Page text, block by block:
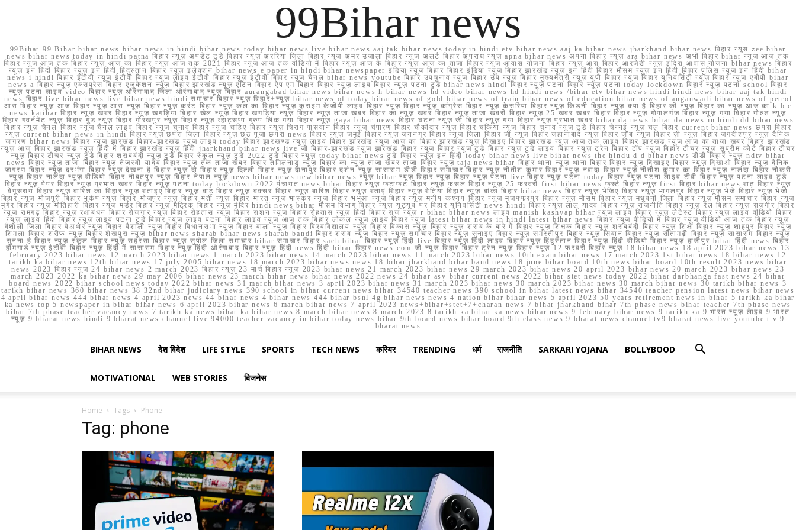
99Bihar news
99Bihar 99 Bihar bihar news bihar news in hindi bihar news today bihar news live bihar news aaj tak bihar news today in hindi etv bihar news aaj ka bihar news jharkhand bihar news बिहार न्यूस zee bihar
news bihar news today in hindi patna बिहार न्यूज़ अपडेट टुडे बिहार न्यूज़ अररिया जिला बिहार न्यूज़ अमर उजाला बिहार न्यूज़ अलर्ट बिहार अपराध न्यूज़ apna bihar news अपना बिहार न्यूज़ ara bihar news अभी बिहार bihar न्यूज़ आज तक
बिहार न्यूज़ आज तक बिहार न्यूज़ आज का बिहार न्यूज़ आज तक 2021 बिहार न्यूज़ आज तक वीडियो में बिहार न्यूज़ आज के बिहार न्यूज़ आज का ताजा बिहार न्यूज़ आवास योजना बिहार न्यूज़ आरा बिहार आरजेडी न्यूज़ इंदिरा आवास योजना bihar news बिहार
न्यूज़ इन हिंदी बिहार न्यूज़ इन हिंदी हिंदुस्तान बिहार न्यूज़ इलेक्शन bihar news e paper in hindi bihar newspaper इंडिया न्यूज़ बिहार बिहार इंडिया न्यूज़ बिहार झारखंड न्यूज़ इन हिंदी बिहार मौसम न्यूज़ इन हिंदी बिहार पुलिस न्यूज़ इन हिंदी bihar
news i hindi बिहार ईटीवी न्यूज़ ईटीवी बिहार न्यूज़ लाइव ईटीवी बिहार न्यूज़ ईटीवी बिहार न्यूज़ चैनल bihar news youtube बिहार उपचुनाव न्यूज़ बिहार उप न्यूज़ बिहार मुख्यमंत्री न्यूज़ यूपी बिहार न्यूज़ बिहार यूनिवर्सिटी न्यूज़ बिहार न्यूज़ एबीपी bihar
news a बिहार न्यूज़ एक्सप्रेस बिहार एजुकेशन न्यूज़ बिहार झारखंड न्यूज़ एटिन बिहार ऐप एम बिहार बिहार न्यूज़ लाइव बिहार न्यूज़ पटना टुडे bihar news hindi बिहार न्यूज़ पटना बिहार न्यूज़ पटना today lockdown बिहार न्यूज़ पटना school बिहार
न्यूज़ पटना लाइव video बिहार न्यूज़ औरंगाबाद जिला औरंगाबाद न्यूज़ बिहार aurangabad bihar news bihar news h bihar news hd video bihar news hd hindi news /bihar etv bihar news hindi hindi news bihar aaj tak hindi
news बिहार live bihar news live bihar news hindi समाचार बिहार न्यूज़ बिहार+न्यूज़ bihar news of today bihar news of gold bihar news of train bihar news of education bihar news of anganwadi bihar news of petrol
आरा बिहार न्यूज़ आज बिहार न्यूज़ आरा न्यूज़ बिहार न्यूज़ करंट बिहार न्यूज़ कल का बिहार न्यूज़ क्राइम केजीपी लाइव बिहार न्यूज़ बिहार न्यूज़ कांग्रेस बिहार न्यूज़ केसरिया बिहार न्यूज़ किडनी बिहार न्यूज़ क्या है बिहार की न्यूज़ बिहार का न्यूज़ आज का k b c
news katihar बिहार न्यूज़ खबर बिहार न्यूज़ खगड़िया बिहार खेल न्यूज़ बिहार खगड़िया न्यूज़ बिहार न्यूज़ ताजा खबर बिहार का न्यूज़ खबर बिहार न्यूज़ ताजा खबरी बिहार न्यूज़ 25 खबर खबर बिहार बिहार न्यूज़ गोपालगंज बिहार न्यूज़ गया बिहार गोल्ड न्यूज़
बिहार गवर्नमेंट न्यूज़ बिहार गुड न्यूज़ बिहार गोरखपुर न्यूज़ बिहार न्यूज़ व्हाट्सप्प ग्रुप लिंक गया बिहार न्यूज़ gaya bihar news बिहार घटना न्यूज़ जी बिहार न्यूज़ गया बिहार न्यूज़ प्रभात खबर bihar da news bihar da news in hindi dd bihar news
बिहार न्यूज़ चैनल बिहार न्यूज़ चैनल लाइव बिहार न्यूज़ चुनाव बिहार न्यूज़ चाहिए बिहार न्यूज़ चिराग पासवान बिहार न्यूज़ चंपारण बिहार चौकीदार न्यूज़ बिहार चकिया न्यूज़ बिहार चुनाव न्यूज़ टुडे बिहार चेन्नई न्यूज़ चल बिहार current bihar news छपरा बिहार
न्यूज़ current bihar news in hindi बिहार न्यूज़ छपरा जिला बिहार न्यूज़ छठ पूजा छपरा news बिहार न्यूज़ जमुई बिहार न्यूज़ जयनगर बिहार न्यूज़ जिला बिहार जी न्यूज़ बिहार जहानाबाद न्यूज़ बिहार जॉब न्यूज़ बिहार ज़ी न्यूज़ बिहार जगदीशपुर न्यूज़ दैनिक
जागरण bihar news बिहार न्यूज़ झारखंड बिहार-झारखंड न्यूज़ लाइव today बिहार झारखण्ड न्यूज़ लाइव बिहार झारखंड न्यूज़ आज का बिहार झारखंड न्यूज़ दिखाइए बिहार झारखंड न्यूज़ आज तक लाइव बिहार झारखंड न्यूज़ आज का ताजा खबर बिहार झारखंड
न्यूज़ आज बिहार झारखंड न्यूज़ हिंदी में बिहार झारखंड न्यूज़ हिंदी jharkhand bihar news live जी बिहार-झारखंड न्यूज़ झारखंड बिहार न्यूज़ बिहार न्यूज़ टुडे बिहार न्यूज़ टुडे लाइव बिहार न्यूज़ ट्रेन बिहार टॉप न्यूज़ बिहार टीचर न्यूज़ सुप्रीम कोर्ट बिहार टीचर
न्यूज़ बिहार टीचर न्यूज़ टुडे बिहार शराबबंदी न्यूज़ टुडे बिहार स्कूल न्यूज़ टुडे 2022 टुडे बिहार न्यूज़ today bihar news टुडे बिहार न्यूज़ इन हिंदी today bihar news live bihar news the hindu d d bihar news डीडी बिहार न्यूज़ ndtv bihar
news बिहार न्यूज़ ताजा बिहार न्यूज़ तेजस्वी यादव बिहार न्यूज़ तक ताजा खबर बिहार तमिलनाडु न्यूज़ बिहार का न्यूज़ ताजा खबर ताजा बिहार न्यूज़ taja news bihar बिहार थाना न्यूज़ थाना बिहार बिहार न्यूज़ दिखाइए बिहार न्यूज़ दिखाओ बिहार न्यूज़ दैनिक
जागरण बिहार न्यूज़ दरभंगा बिहार न्यूज़ देखना है बिहार न्यूज़ दो बिहार न्यूज़ दिल्ली बिहार न्यूज़ दानापुर बिहार दर्शन न्यूज़ सासाराम डीडी बिहार समाचार बिहार न्यूज़ नीतीश कुमार बिहार न्यूज़ नवादा बिहार न्यूज़ नीतीश कुमार का बिहार न्यूज़ नालंदा बिहार नौकरी
न्यूज़ बिहार नालंदा न्यूज़ वीडियो बिहार नौबतपुर न्यूज़ बिहार नेपाल न्यूज़ news bihar news new bihar news न्यूज़ bihar न्यूज़ बिहार न्यूज़ बिहार न्यूज़ पटना live बिहार न्यूज़ पटना today बिहार न्यूज़ पटना लाइव टीवी बिहार न्यूज़ पटना लाइव टुडे
बिहार न्यूज़ पेपर बिहार न्यूज़ प्रभात खबर बिहार न्यूज़ पटना today lockdown 2022 पंचायत news bihar बिहार न्यूज़ फटाफट बिहार न्यूज़ फसल बिहार न्यूज़ 25 फरवरी first bihar news फर्स्ट बिहार न्यूज़ first बिहार bihar news बाढ़ बिहार न्यूज़
बेगूसराय बिहार न्यूज़ बारिश का बिहार न्यूज़ बताइए बिहार न्यूज़ बाढ़ बिहार न्यूज़ बक्सर बिहार न्यूज़ बारिश बिहार न्यूज़ बताएं बिहार न्यूज़ बेतिया बिहार न्यूज़ बांका बिहार bihar news बिहार न्यूज़ भेजिए बिहार न्यूज़ भागलपुर बिहार न्यूज़ भेजें बिहार न्यूज़ भेजो
बिहार न्यूज़ भोजपुरी बिहार भूकंप न्यूज़ बिहार भोजपुर न्यूज़ बिहार भर्ती न्यूज़ बिहार भारत न्यूज़ भास्कर न्यूज़ बिहार भभुआ न्यूज़ बिहार न्यूज़ मनीष कश्यप बिहार न्यूज़ मुजफ्फरपुर बिहार न्यूज़ मौसम बिहार न्यूज़ मधुबनी जिला बिहार न्यूज़ मौसम समाचार बिहार न्यूज़
मुंगेर बिहार न्यूज़ मोतिहारी बिहार न्यूज़ मर्डर बिहार न्यूज़ मैट्रिक बिहार न्यूज़ मंदिर hindi news bihar मौसम विभाग बिहार न्यूज़ यूट्यूब पर बिहार यूनिवर्सिटी news hindi बिहार न्यूज़ लालू यादव बिहार न्यूज़ राजनीति बिहार न्यूज़ रेल बिहार न्यूज़ राजगीर बिहार
न्यूज़ रामगढ़ बिहार न्यूज़ रक्षाबंधन बिहार रोजगार न्यूज़ बिहार रोहतास न्यूज़ बिहार राशन न्यूज़ बिहार रोहतास न्यूज़ हिंदी बिहार राज न्यूज़ r bihar bihar news लाइव manish kashyap bihar न्यूज़ लाइव बिहार न्यूज़ लेटेस्ट बिहार न्यूज़ लाइव वीडियो बिहार
न्यूज़ लाइव हिंदी बिहार न्यूज़ लाइव पटना टुडे बिहार न्यूज़ लाइव पटना बिहार लाइव न्यूज़ आज तक बिहार लोकल न्यूज़ लाइव बिहार न्यूज़ latest bihar news in hindi latest bihar news बिहार न्यूज़ वीडियो में बिहार न्यूज़ वीडियो आज तक बिहार न्यूज़
वैशाली जिला बिहार वेअथेर न्यूज़ बिहार वैशाली न्यूज़ बिहार विधानसभा न्यूज़ बिहार वाला न्यूज़ बिहार विश्वविद्यालय न्यूज़ बिहार विकास न्यूज़ बिहार न्यूज़ शराब के बारे में बिहार न्यूज़ शिक्षक बिहार न्यूज़ शराबबंदी बिहार न्यूज़ शिक्षा बिहार न्यूज़ शाहपुर बिहार न्यूज़
शिमला बिहार शरीफ न्यूज़ बिहार शेखपुरा न्यूज़ bihar news sharab bihar news sharab bandi बिहार शराब न्यूज़ बिहार न्यूज़ समाचार बिहार न्यूज़ सुनाइए बिहार न्यूज़ समस्तीपुर बिहार न्यूज़ सिवान बिहार न्यूज़ सीतामढ़ी बिहार न्यूज़ सासाराम बिहार न्यूज़
सुनना है बिहार न्यूज़ स्कूल बिहार न्यूज़ सहरसा बिहार न्यूज़ सुपौल जिला समाचार bihar समाचार बिहार sach bihar बिहार न्यूज़ हिंदी live बिहार न्यूज़ हिंदी लाइव बिहार न्यूज़ हिंदुस्तान बिहार न्यूज़ हिंदी वीडियो बिहार न्यूज़ हाजीपुर bihar हिंदी news बिहार
होमगार्ड न्यूज़ ईटीवी बिहार न्यूज़ हिंदी में सासाराम बिहार न्यूज़ हिंदी औरंगाबाद बिहार न्यूज़ हिंदी news हिंदी bihar बिहार news.com जी न्यूज बिहार बिहार ट्रेन न्यूज़ बिहार न्यूज़ 12 फरवरी बिहार न्यूज़ 18 bihar news 18 april 2023 bihar news 13
february 2023 bihar news 12 march 2023 bihar news 1 march 2023 bihar news 14 march 2023 bihar news 11 march 2023 bihar news 10th exam bihar news 17 march 2023 1st bihar news 18 bihar news 12
tarikh ka bihar news 12th bihar news 17 july 2005 bihar news 18 march 2023 bihar news news 18 bihar jharkhand bihar band news 18 june bihar board 10th news bihar board 10th result 2023 news bihar
news 2023 बिहार न्यूज़ 24 bihar news 2 march 2023 बिहार न्यूज़ 23 मार्च बिहार न्यूज़ 2023 bihar news 21 march 2023 bihar news 29 march 2023 bihar news 20 april 2023 bihar news 20 march 2023 bihar news 23
march 2023 2022 ka bihar news 29 may 2006 bihar news 23 march bihar news bihar news 2022 news 24 bihar asv bihar current news 2022 bihar stet news today 2022 bihar darbhanga fast news 24 bihar
board news 2022 bihar school news today 2022 bihar news 31 march bihar news 3 april 2023 bihar news 31 march 2023 bihar news 30 march 2023 bihar news 30 march bihar news 30 tarikh bihar news 3
tarikh bihar news 360 bihar news 38 32nd bihar judiciary news 390 school in bihar current news bihar 34540 teacher news 390 school in bihar latest news bihar 34540 teacher pension latest news bihar news
4 april bihar news 444 bihar news 4 april 2023 news 44 bihar news 4 bihar news 444 bihar bsnl 4g bihar news news 4 nation bihar bihar news 5 april 2023 50 years retirement news in bihar 5 tarikh ka bihar
ka news top 5 newspaper in bihar bihar news 6 april 2023 bihar news 6 march bihar news 7 april 2023 news+bihar+stet+7+charan news 7 bihar jharkhand bihar 7th phase news bihar teacher 7th phase news
bihar 7th phase teacher vacancy news 7 tarikh ka news bihar ka bihar news 8 march bihar news 8 march 2023 8 tarikh ka bihar ka news bihar news 9 february bihar news 9 tarikh ka 9 भारत न्यूज़ लाइव 9 भारत
न्यूज़ 9 bharat news hindi 9 bharat news channel live 94000 teacher vacancy in bihar today news bihar 9th board news bihar board 9th class news 9 bharat news channel tv9 bharat news live youtube t v 9
bharat news
BIHAR NEWS देश विदेश LIFE STYLE SPORTS TECH NEWS करियर TRENDING धर्म राजनीति SARKARI YOJANA BOLLYBOOD
MOTIVATIONAL WEB STORIES बिजनेस
Home Tags Phone
Tag: phone